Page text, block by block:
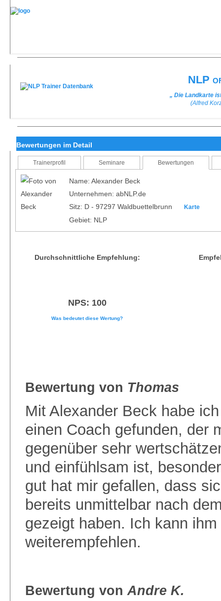
NLP
„ Die Landkarte
(Alfred
Bewertungen im Detail
Trainerprofil Seminare Bewertungen
Name: Alexander Beck
Unternehmen: abNLP.de
Sitz: D - 97297 Waldbuettelbrunn
Karte
Gebiet: NLP
Durchschnittliche Empfehlung:
NPS: 100
Was bedeutet diese Wertung?
Bewertung von Thomas
Mit Alexander Beck habe ich
einen Coach gefunden, der
gegenüber sehr
und einfühlsam ist,
gut hat mir gefallen, dass
bereits unmittelbar nach
gezeigt haben. Ich kann
weiterempfehlen.
Bewertung vonAndre K.